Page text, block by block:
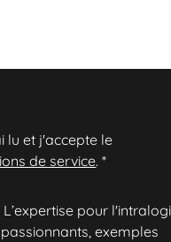
lu et j'accepte le
de service.*
L’expertise pour
exemples